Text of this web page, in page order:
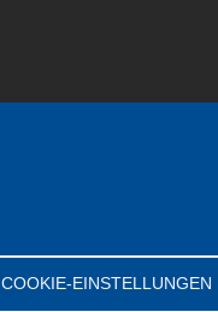
COOKIE-EINSTELLUNGEN